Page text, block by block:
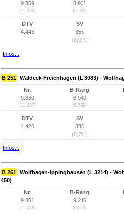
9.359
(11.086)
8.931
(6.530)
DTV
4.443
SV
355
(8,0%)
Infos...
B 251 Waldeck-Freienhagen (L 3083) -
Nr.
9.360
(11.087)
B-Rang
8.940
(6.539)
DTV
4.426
SV
385
(8,7%)
Infos...
B 251 Wolfhagen-Ippinghausen (L 3214) -
450)
Nr.
9.361
(11.088)
B-Rang
9.215
(6.813)